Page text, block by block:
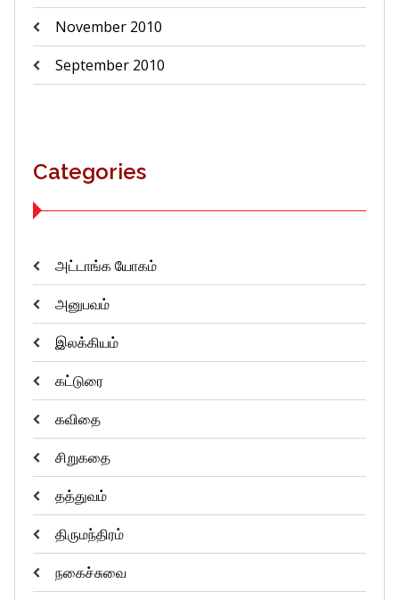
November 2010
September 2010
Categories
அட்டாங்க யோகம்
அனுபவம்
இலக்கியம்
கட்டுரை
கவிதை
சிறுகதை
தத்துவம்
திருமந்திரம்
நகைச்சுவை